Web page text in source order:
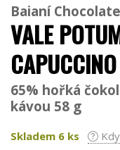
Baianí
VALE
CAPUCCINO
65% hořká
kávou 58 g
Skladem 6 ks